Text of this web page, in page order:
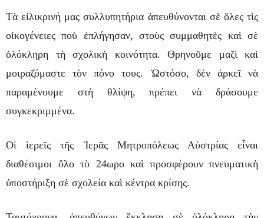
Τὰ εἰλικρινή μας συλλυπητήρια ἀπευθύνονται σὲ ὅλες τὶς
οἰκογένειες ποὺ ἐπλήγησαν, στοὺς συμμαθητὲς καὶ σὲ
ὁλόκληρη τὴ σχολικὴ κοινότητα. Θρηνοῦμε μαζὶ καὶ
μοιραζόμαστε τὸν πόνο τους. Ὡστόσο, δὲν ἀρκεῖ νὰ
παραμένουμε στὴ θλίψη, πρέπει νὰ δράσουμε
συγκεκριμμένα.
Οἱ ἱερεῖς τῆς Ἱερᾶς Μητροπόλεως Αὐστρίας εἶναι
διαθέσιμοι ὅλο τὸ 24ωρο καὶ προσφέρουν πνευματικὴ
ὑποστήριξη σὲ σχολεία καὶ κέντρα κρίσης.